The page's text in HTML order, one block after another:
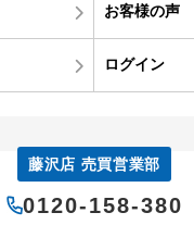
お客様の声
ログイン
藤沢店 売買営業部
0120-158-380